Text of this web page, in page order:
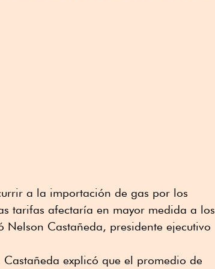
a la importación de gas por los
tarifas afectaría en mayor medida a los
Nelson Castañeda, presidente ejecutivo
explicó que el promedio de